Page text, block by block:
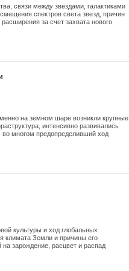
связи между звездами, галактиками
спектров света звезд, причин
за счет захвата нового
на земном шаре возникли крупные
интенсивно развивались
во многом предопределивший ход
источником служила аномально
культуры и ход глобальных
климата Земли и причины его
зарождение, расцвет и распад